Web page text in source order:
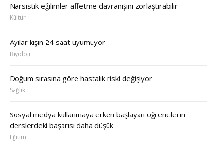
Narsistik eğilimler affetme davranışını zorlaştırabilir
Kültür
Ayılar kışın 24 saat uyumuyor
Biyoloji
Doğum sırasına göre hastalık riski değişiyor
Sağlık
Sosyal medya kullanmaya erken başlayan öğrencilerin
derslerdeki başarısı daha düşük
Eğitim